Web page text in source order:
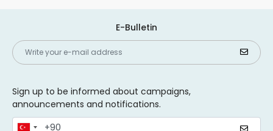
E-Bulletin
Sign up to be informed about campaigns,
announcements and notifications.